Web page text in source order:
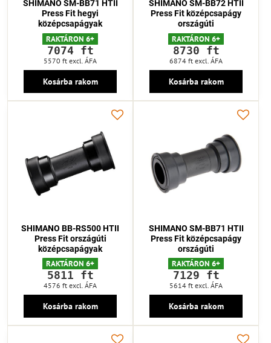
SHIMANO SM-BB71 HTII
Press Fit hegyi
középcsapágyak
RAKTÁRON 6+
7074 ft
5570 ft excl. ÁFA
Kosárba rakom
SHIMANO SM-BB72 HTII
Press Fit középcsapágy
országúti
RAKTÁRON 6+
8730 ft
6874 ft excl. ÁFA
Kosárba rakom
SHIMANO BB-RS500 HTII
Press Fit országúti
középcsapágyak
RAKTÁRON 6+
5811 ft
4576 ft excl. ÁFA
Kosárba rakom
SHIMANO SM-BB71 HTII
Press Fit középcsapágy
országúti
RAKTÁRON 6+
7129 ft
5614 ft excl. ÁFA
Kosárba rakom